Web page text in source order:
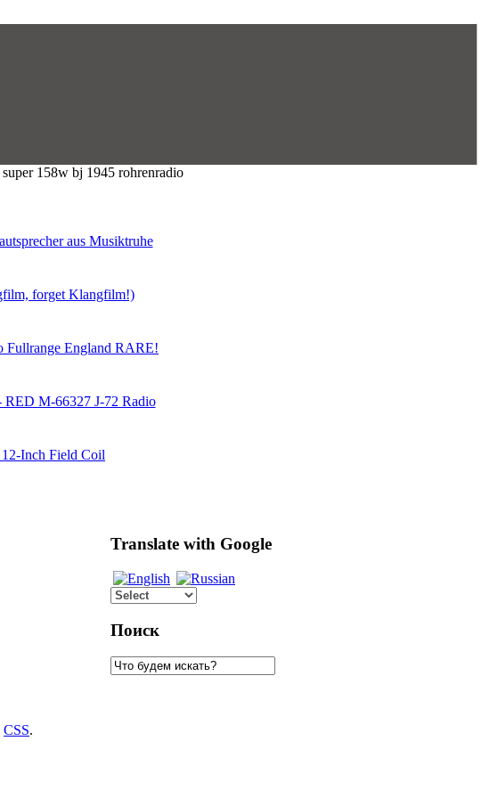
super 158w bj 1945 rohrenradio
aus Musiktruhe
forget Klangfilm!)
Fullrange England RARE!
M-66327 J-72 Radio
12-Inch Field Coil
Translate with Google
Поиск
CSS.